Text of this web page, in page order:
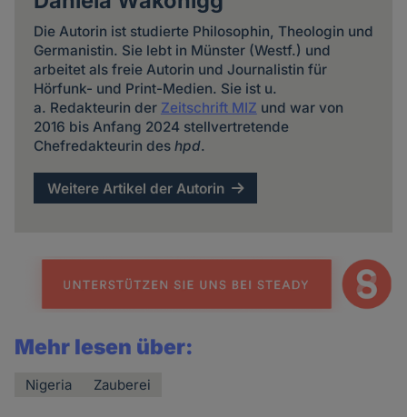
Die Autorin ist studierte Philosophin, Theologin und
Germanistin. Sie lebt in Münster (Westf.) und
arbeitet als freie Autorin und Journalistin für
Hörfunk- und Print-Medien. Sie ist u.
a. Redakteurin der Zeitschrift MIZ und war von
2016 bis Anfang 2024 stellvertretende
Chefredakteurin des hpd.
Weitere Artikel der Autorin
Mehr lesen über:
Nigeria Zauberei